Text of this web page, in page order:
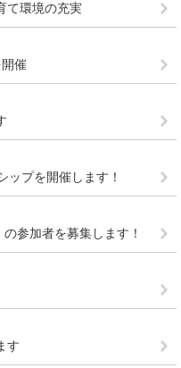
て環境の充実
催
ップを開催します！
参加者を募集します！
す